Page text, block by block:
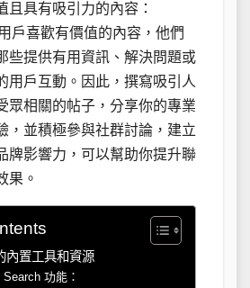
且具有吸引力的內容：
戶喜歡有價值的內容，他們
些提供有用資訊、解決問題或
用戶互動。因此，撰寫吸引人
眾相關的帖子，分享你的專業
，並積極參與社群討論，建立
牌影響力，可以幫助你提升聯
果。
內置工具和資源
功能：